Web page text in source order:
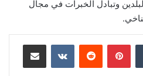
وتبادل الخبرات في مجال
بينتيريست